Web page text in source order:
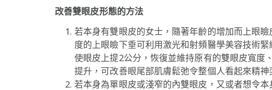
改善雙眼皮形態的方法
若本身有雙眼皮的女士，隨著年齡的增加而上眼
度的上眼瞼下垂可利用激光和射頻醫學美容技術
使眼皮上提2公分，恢復並維持原有的雙眼皮寬度
提升，可改善眼尾部肌膚鬆弛令整個人看起來精神
若本身為單眼皮或淺窄的內雙眼皮，又或者想令